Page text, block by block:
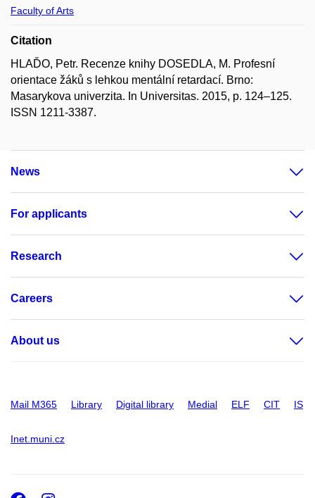
Faculty of Arts
Citation
HLAĎO, Petr. Recenze knihy DOSEDLA, M. Profesní
orientace žáků s lehkou mentální retardací. Brno:
Masarykova univerzita. In Universitas. 2015, p. 124–125.
ISSN 1211-3387.
News
For applicants
Research
Careers
About us
Mail M365 Library Digital library Medial ELF CIT IS
Inet.muni.cz